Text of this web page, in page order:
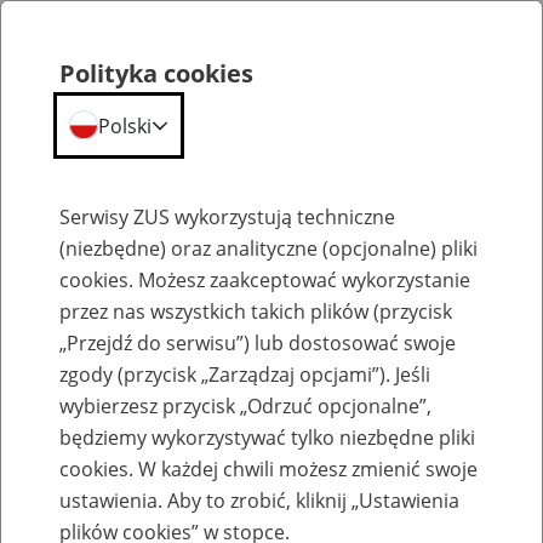
Emerytury
Baza zlikwidowanych lub
przekształconych zakładów pracy
Polityka cookies
Polski
Serwisy ZUS wykorzystują techniczne
(niezbędne) oraz analityczne (opcjonalne) pliki
cookies. Możesz zaakceptować wykorzystanie
przez nas wszystkich takich plików (przycisk
„Przejdź do serwisu”) lub dostosować swoje
zgody (przycisk „Zarządzaj opcjami”). Jeśli
wybierzesz przycisk „Odrzuć opcjonalne”,
będziemy wykorzystywać tylko niezbędne pliki
cookies. W każdej chwili możesz zmienić swoje
ustawienia. Aby to zrobić, kliknij „Ustawienia
plików cookies” w stopce.